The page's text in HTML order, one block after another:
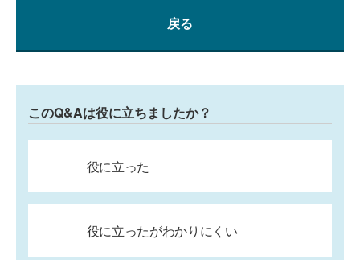
戻る
このQ&Aは役に立ちましたか？
役に立った
役に立ったがわかりにくい